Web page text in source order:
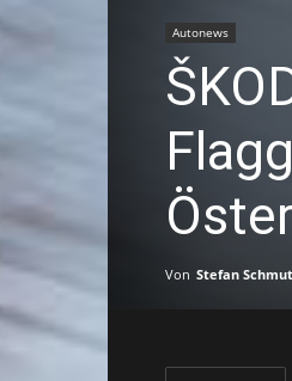
Autonews
Von Stefan